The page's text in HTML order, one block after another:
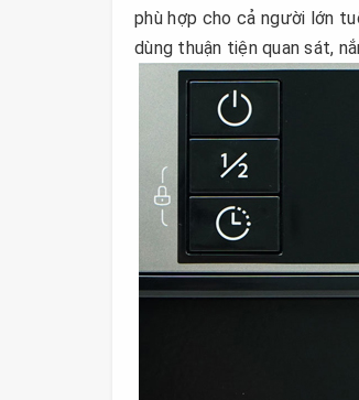
phù hợp cho cả người lớn
dùng thuận tiện quan sát,